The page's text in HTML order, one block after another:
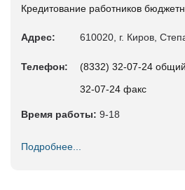
Кредитование работников
Адрес: 610020, г. Киров,
Телефон:
(8332) 32-07-24 общий
32-07-24 факс
Время работы: 9-18
Подробнее...